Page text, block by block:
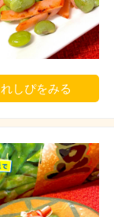
れしぴをみる